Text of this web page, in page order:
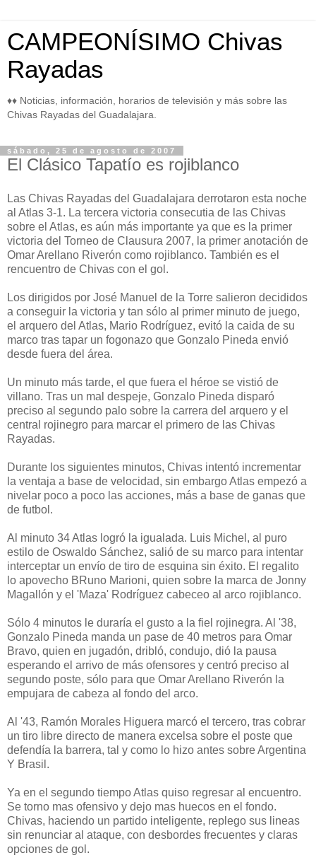
CAMPEONÍSIMO Chivas
Rayadas
♦♦ Noticias, información, horarios de televisión y más sobre las
Chivas Rayadas del Guadalajara.
sábado, 25 de agosto de 2007
El Clásico Tapatío es rojiblanco
Las Chivas Rayadas del Guadalajara derrotaron esta noche
al Atlas 3-1. La tercera victoria consecutia de las Chivas
sobre el Atlas, es aún más importante ya que es la primer
victoria del Torneo de Clausura 2007, la primer anotación de
Omar Arellano Riverón como rojiblanco. También es el
rencuentro de Chivas con el gol.
Los dirigidos por José Manuel de la Torre salieron decididos
a conseguir la victoria y tan sólo al primer minuto de juego,
el arquero del Atlas, Mario Rodríguez, evitó la caida de su
marco tras tapar un fogonazo que Gonzalo Pineda envió
desde fuera del área.
Un minuto más tarde, el que fuera el héroe se vistió de
villano. Tras un mal despeje, Gonzalo Pineda disparó
preciso al segundo palo sobre la carrera del arquero y el
central rojinegro para marcar el primero de las Chivas
Rayadas.
Durante los siguientes minutos, Chivas intentó incrementar
la ventaja a base de velocidad, sin embargo Atlas empezó a
nivelar poco a poco las acciones, más a base de ganas que
de futbol.
Al minuto 34 Atlas logró la igualada. Luis Michel, al puro
estilo de Oswaldo Sánchez, salió de su marco para intentar
interceptar un envío de tiro de esquina sin éxito. El regalito
lo apovecho BRuno Marioni, quien sobre la marca de Jonny
Magallón y el 'Maza' Rodríguez cabeceo al arco rojiblanco.
Sólo 4 minutos le duraría el gusto a la fiel rojinegra. Al '38,
Gonzalo Pineda manda un pase de 40 metros para Omar
Bravo, quien en jugadón, dribló, condujo, dió la pausa
esperando el arrivo de más ofensores y centró preciso al
segundo poste, sólo para que Omar Arellano Riverón la
empujara de cabeza al fondo del arco.
Al '43, Ramón Morales Higuera marcó el tercero, tras cobrar
un tiro libre directo de manera excelsa sobre el poste que
defendía la barrera, tal y como lo hizo antes sobre Argentina
Y Brasil.
Ya en el segundo tiempo Atlas quiso regresar al encuentro.
Se torno mas ofensivo y dejo mas huecos en el fondo.
Chivas, haciendo un partido inteligente, replego sus lineas
sin renunciar al ataque, con desbordes frecuentes y claras
opciones de gol.